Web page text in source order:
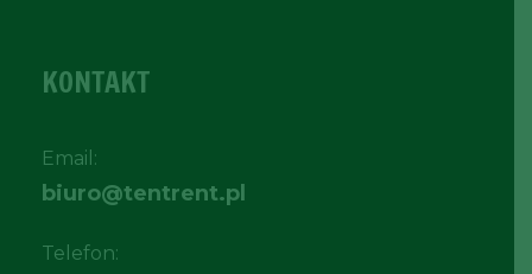
KONTAKT
Email:
biuro@tentrent.pl
Telefon: